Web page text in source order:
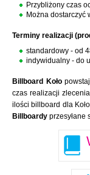
Przybliżony czas
Można dostarczyć
Terminy realizacji
standardowy - od
indywidualny - do
Billboard Koło
czas realizacji
ilości billboard dla
Billboardy przesyłane